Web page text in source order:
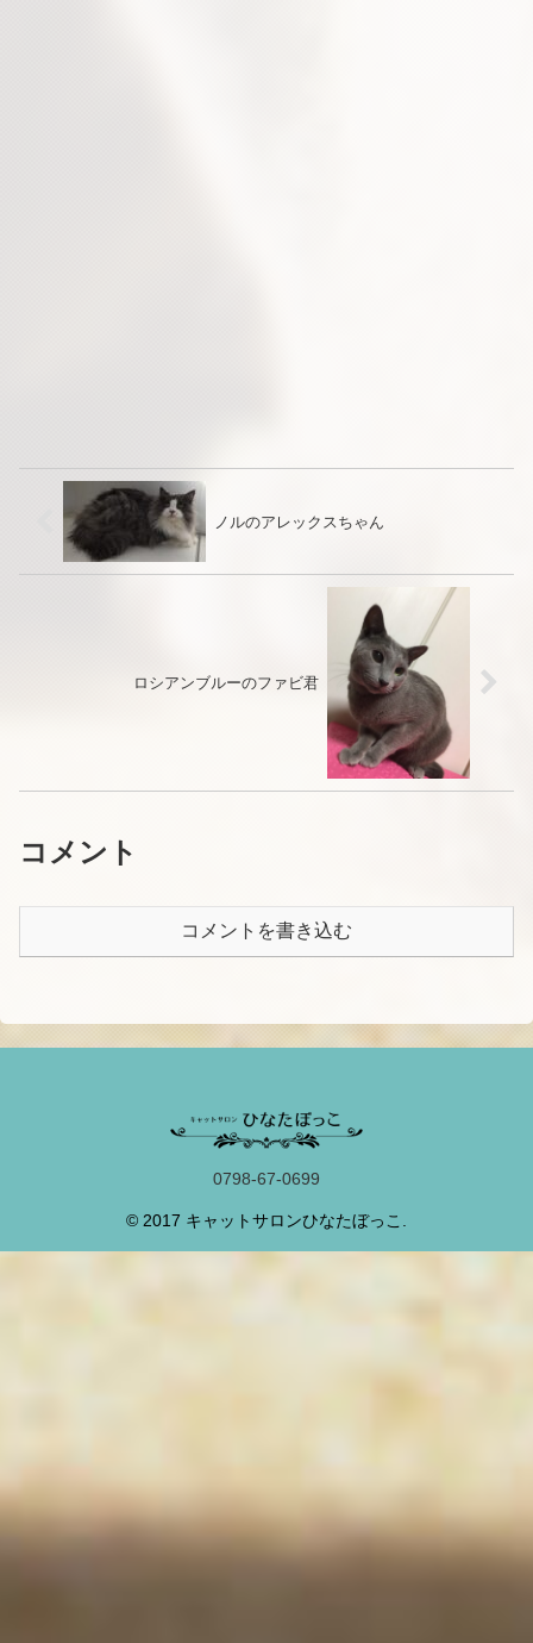
ノルのアレックスちゃん
ロシアンブルーのファビ君
コメント
コメントを書き込む
0798-67-0699
© 2017 キャットサロンひなたぼっこ.